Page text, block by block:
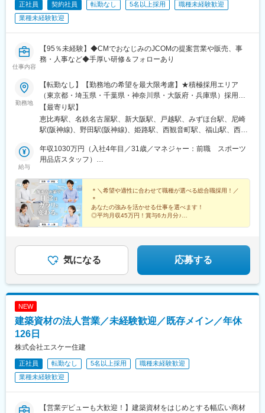
駅(岡山県)、倉敷駅、梅林駅(広島県)、大野浦駅、安芸中野駅、札
幌駅、仙台駅、京成上野駅、新御徒町駅、北朝霞駅、王子駅前
西早稲田駅、立川北駅、八幡山駅、布田駅、新百合ケ丘駅、京王
八王子駅、新丸子駅、京急川崎駅、武蔵溝ノ口駅、平沼橋駅、江
公園駅、ユーカリが丘駅、大森海岸駅、京急蒲田駅、奥沢駅、蓮
沼駅、浜松町駅、高輪ゲートウェイ駅、大崎広小路駅、汐留駅、
六本木一丁目駅、霞ケ関駅(東京都)、東京テレポート駅、日比谷
駅、銀座駅、溜池山王駅、新御茶ノ水駅、人形町駅、岩本町駅、
末広町駅(東京都)、日本橋駅(東京都)、谷在家駅、膳所駅、九条駅
(京都府)、四条駅(京都市営)、西院駅(京福線)、宮之阪駅、緑橋
駅、谷町四丁目駅、守口市駅、天満駅、清水駅(大阪府)、梅田駅
(地下鉄)、西大橋駅、淀屋橋駅、大阪ビジネスパーク駅、富田林西
下鉄)、ドーム前駅、駒ケ林駅、岩村田駅、車道駅、上前津駅、守
恒駅、平和通駅、箱崎宮前駅、中洲川端駅、奥武山公園駅、西川
緑道公園駅、琴似駅(札幌市営)、宝町駅(東京都)、四ツ橋駅、高松
築港駅、別院前駅、安東駅、仙台駅(地下鉄)、栄町駅(東京都)、西
日暮里駅(舎人ライナー)、新宿西口駅、西武新宿駅、乃木坂駅、学
川駅、内幸町駅、御成門駅、虎ノ門ヒルズ駅、台場駅、築地駅、
赤坂見附駅、小川町駅(東京都)、淡路町駅、水天宮前駅、石場駅、
十条駅(京都府・近鉄線)、京都河原町駅、西大路三条駅、中崎町
駅、大阪駅、阿波座駅、四天王寺前夕陽ケ丘駅、北天下茶屋駅、
ドーム前千代崎駅、西代駅、今池駅(愛知県)、旦過駅、箱崎駅、西
目駅
正社員 契約社員 転勤なし 5名以上採用
職種未経験歓迎
業種未経験歓迎
仕事内容
【95％未経験】◆CMでおなじみのJCOMの提案営業や販売、事
務・人事など◆手厚い研修＆フォローあり
勤務地
【転勤なし】【勤務地の希望を最大限考慮】★積極採用エリア
（東京都・埼玉県・千葉県・神奈川県・大阪府・兵庫県）採用者
は入社祝い金10万円支給！管理職採用は入社祝い金20万円をご用
意！【Ｕ・Ｉターンも歓迎】＼引越し支援制度もあり、引っ越し
予定の方も応募大歓迎！／★積極採用エリア★【東京都】【埼玉
いたま、川口、越谷、春日部、所沢、久喜、熊谷、深谷【東京
都】恵比寿、品川、港、新宿、台東、墨田、江東、目黒、大田、
戸川、八王子、立川、武蔵野、府中、調布、町田、小金井他【千
葉県】千葉、松戸、市川、浦安、木更津、船橋、柏【神奈川県】
横浜、鶴見、保土ケ谷、馬車道、溝の口、藤沢、茅ヶ崎、辻堂、
大船、逗子、小田原、横須賀、大和、相模原【愛知県】名古屋
【大阪府】大阪市内、堺、泉佐野、高槻、茨木、摂津、豊中、箕
尼崎、宝塚【広島県】広島、福山、府中、廿日市市、尾道、東広
島市→広島エリアはマイカー通勤OK！
【最寄り駅】
恵比寿駅、名鉄名古屋駅、新大阪駅、戸越駅、みずほ台駅、尼崎
駅(阪神線)、野田駅(阪神線)、姫路駅、西観音町駅、福山駅、西川
駅、草加駅、航空公園駅、土浦駅、本八幡駅(総武線)、木更津駅、
市役所前駅(千葉県)、幸谷駅、新柏駅、大神宮下駅、綾瀬駅、志村
駅(東京都)、東新宿駅、立飛駅、柴崎駅、東小金井駅、花小金井
駅、京王八王子駅、三鷹駅、大和駅(神奈川県)、矢部駅、辻堂駅、
小田原駅、新百合ケ丘駅、上大岡駅、堀ノ内駅、馬車道駅、なか
もず駅、天満橋駅、寺田町駅、八尾南駅、千里中央駅(北大阪急
行)、古川橋駅、高槻駅、長田駅(大阪府)、豊川駅(大阪府)、りんく
島県)、東広島駅、廿日市駅、広尾駅、国際センター駅、西中島南
方駅、戸越銀座駅、野田阪神駅、手柄駅、観音町駅(広島県)、南越
谷駅、与野駅、本八幡駅(都営線)、新松戸駅、志村坂上駅、蒲田
駅、天満町駅、京成八幡駅、江古田駅、西早稲田駅、大阪阿部野
給与
年収1030万円（入社4年目／31歳／マネジャー：前職 スポーツ
用品店スタッフ）
＊＼希望や適性に合わせて職種が選べる総合職採用！／
＊
あなたの強みを活かせる仕事を選べます！
◎平均月収45万円！賞与6カ月分♪
◎定着率95％
気になる 応募する
NEW
建築資材の法人営業／未経験歓迎／既存メイン／年休
126日
株式会社エスケー住建
正社員 転勤なし 5名以上採用
職種未経験歓迎
業種未経験歓迎
【営業デビューも大歓迎！】建築資材をはじめとする幅広い商材